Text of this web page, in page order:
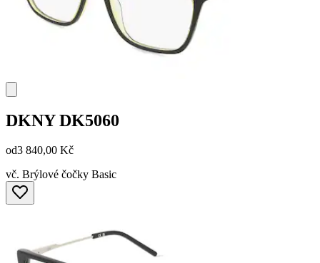
DKNY DK5060
od3 840,00 Kč
vč. Brýlové čočky Basic